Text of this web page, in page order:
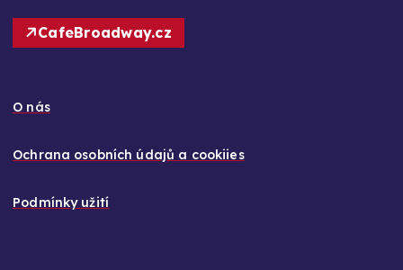
CafeBroadway.cz
O nás
Ochrana osobních údajů a cookiies
Podmínky užití